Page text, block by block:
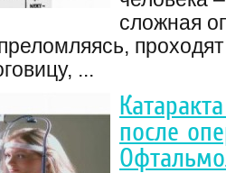
сложная
...
после